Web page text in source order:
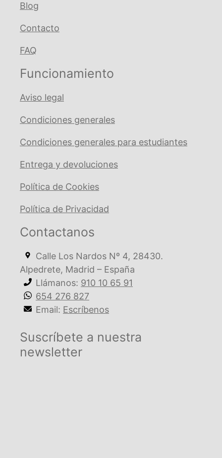
Blog
Contacto
FAQ
Funcionamiento
Aviso legal
Condiciones generales
Condiciones generales para estudiantes
Entrega y devoluciones
Política de Cookies
Política de Privacidad
Contactanos
Calle Los Nardos Nº 4, 28430.
Alpedrete, Madrid – España
Llámanos: 910 10 65 91
654 276 827
Email: Escríbenos
Suscríbete a nuestra
newsletter